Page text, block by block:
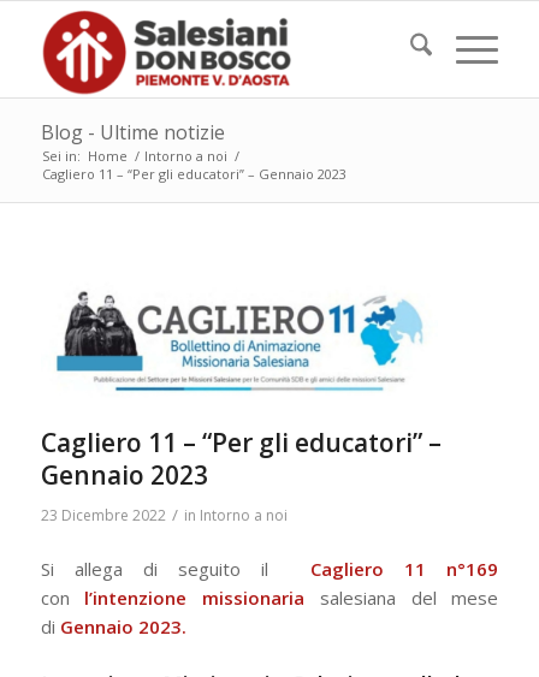
Blog - Ultime notizie
Sei in: Home / Intorno a noi /
Cagliero 11 – “Per gli educatori” – Gennaio 2023
Cagliero 11 – “Per gli educatori” –
Gennaio 2023
23 Dicembre 2022 / in Intorno a noi
Si allega di seguito il Cagliero 11 n°169
con l’intenzione missionaria salesiana del mese
di Gennaio 2023.